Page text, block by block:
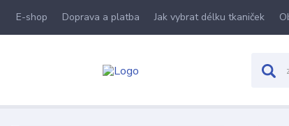
E-shop Doprava a platba Jak vybrat délku tkaniček